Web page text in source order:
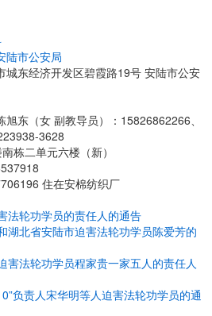
陆市公安局
城东经济开发区碧霞路19号 安陆市公安
旭东（女 副教导员）：15826862266、
3628
栋二单元六楼（新）
住在安棉纺织厂
法轮功学员的责任人的通告
湖北省安陆市迫害法轮功学员陈爱芳的
害法轮功学员程家贵一家五人的责任人
负责人宋华明等人迫害法轮功学员的通